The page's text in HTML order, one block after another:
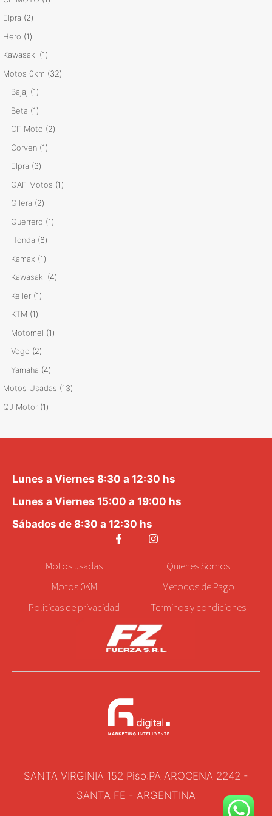
Elpra 22
productos
Hero 11
producto
Kawasaki 11
producto
Motos 0km 3232
Bajaj 11
producto
Beta 11
producto
CF Moto 22
Corven 11
Elpra 33
productos
GAF Motos 11
Gilera 22
productos
Guerrero 11
Honda 66
productos
Kamax 11
producto
Kawasaki 44
Keller 11
KTM 11
producto
Motomel 11
Voge 22
productos
Yamaha 44
productos
Motos Usadas 1313
QJ Motor 11
Lunes a Viernes 8:30 a 12:30 hs
Lunes a Viernes 15:00 a 19:00 hs
Sábados de 8:30 a 12:30 hs
Motosusadas
Motos 0KM
Politicas de privacidad
Quienes Somos
Metodos de Pago
Terminos y condiciones
SANTA VIRGINIA 152 Piso:PA AROCENA 2242 -
SANTA FE - ARGENTINA